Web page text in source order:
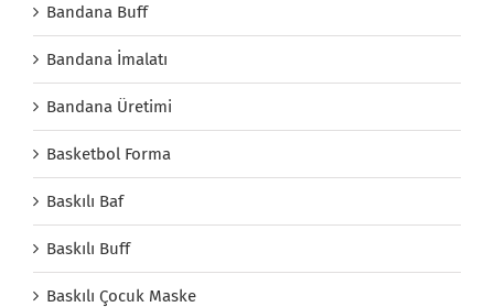
Bandana Buff
Bandana İmalatı
Bandana Üretimi
Basketbol Forma
Baskılı Baf
Baskılı Buff
Baskılı Çocuk Maske